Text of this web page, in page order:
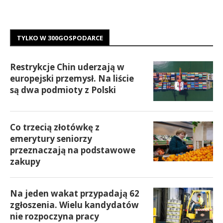
TYLKO W 300GOSPODARCE
Restrykcje Chin uderzają w
europejski przemysł. Na liście
są dwa podmioty z Polski
Co trzecią złotówkę z
emerytury seniorzy
przeznaczają na podstawowe
zakupy
Na jeden wakat przypadają 62
zgłoszenia. Wielu kandydatów
nie rozpoczyna pracy